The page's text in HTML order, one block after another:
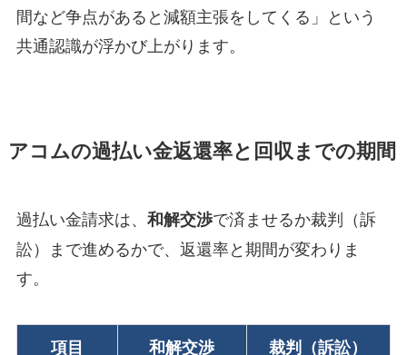
間など争点があると減額主張をしてくる」という
共通認識が浮かび上がります。
アコムの過払い金返還率と回収までの期間
過払い金請求は、 和解交渉で済ませるか裁判（訴
訟）まで進めるかで、返還率と期間が変わりま
す。
項目 和解交渉
裁判（訴訟）